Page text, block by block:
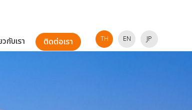
วกับเรา ติดต่อเรา TH EN JP